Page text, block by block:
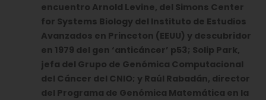
encuentro Arnold Levine, del Simons Center
for Systems Biology del Instituto de Estudios
Avanzados en Princeton (EEUU) y descubridor
en 1979 del gen ‘anticáncer’ p53; Solip Park,
jefa del Grupo de Genómica Computacional
del Cáncer del CNIO; y Raúl Rabadán, director
del Programa de Genómica Matemática en la